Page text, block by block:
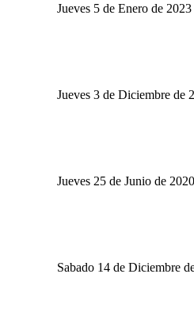
Jueves 5 de Enero de 2023
Jueves 3 de Diciembre de
Jueves 25 de Junio de 2020
Sabado 14 de Diciembre